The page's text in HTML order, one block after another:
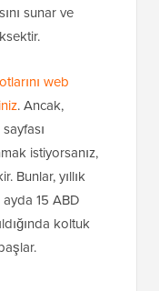
sunar ve
web
. Ancak,
istiyorsanız,
Bunlar, yıllık
ayda 15 ABD
koltuk